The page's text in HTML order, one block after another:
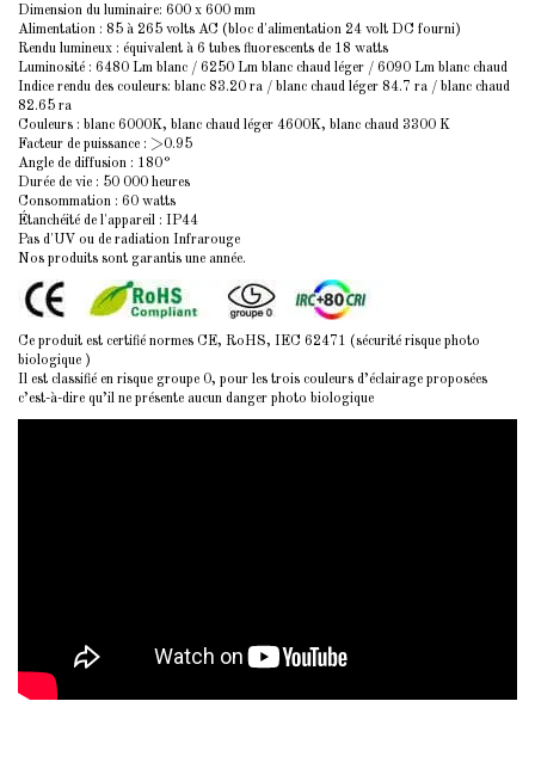
Dimension du luminaire: 600 x 600 mm
Alimentation : 85 à 265 volts AC (bloc d'alimentation 24 volt DC fourni)
Rendu lumineux : équivalent à 6 tubes fluorescents de 18 watts
Luminosité : 6480 Lm blanc / 6250 Lm blanc chaud léger / 6090 Lm blanc chaud
Indice rendu des couleurs: blanc 83.20 ra / blanc chaud léger 84.7 ra / blanc chaud
82.65 ra
Couleurs : blanc 6000K, blanc chaud léger 4600K, blanc chaud 3300 K
Facteur de puissance : >0.95
Angle de diffusion : 180°
Durée de vie : 50 000 heures
Consommation : 60 watts
Étanchéité de l'appareil : IP44
Pas d'UV ou de radiation Infrarouge
Nos produits sont garantis une année.
Ce produit est certifié normes CE, RoHS, IEC 62471 (sécurité risque photo
biologique )
Il est classifié en risque groupe 0, pour les trois couleurs d’éclairage proposées
c’est-à-dire qu’il ne présente aucun danger photo biologique